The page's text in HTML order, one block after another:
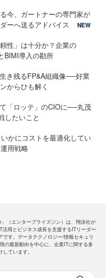
今、ガートナーの専門家が
ーへ送るアドバイス
NEW
性」は十分か？企業の
BIMI導入の勘所
き残るFP&A組織像──好業
からひも解く
「ロッテ」のCIOに──丸茂
したいこと
かにコストを最適化してい
用戦略
」（エンタープライズジン）は、翔泳社が
活用とビジネス成長を支援するITリーダー
です。データテクノロジー/情報セキュリ
の最新動向を中心に、企業ITに関する多
ています。